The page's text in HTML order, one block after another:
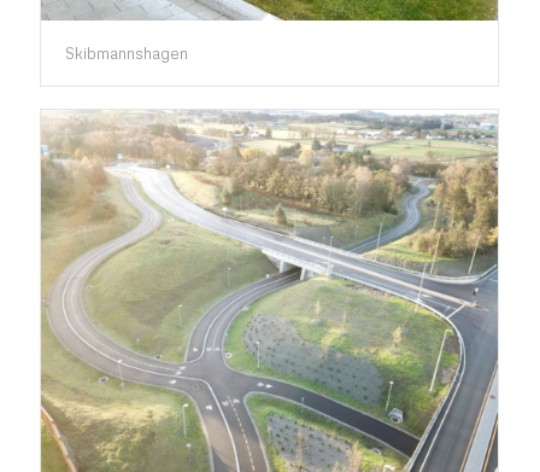
Skibmannshagen